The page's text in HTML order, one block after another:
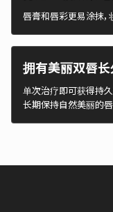
唇膏和唇彩更易涂抹，
拥有美丽双唇
单次治疗即可获得持久
长期保持自然美丽的唇